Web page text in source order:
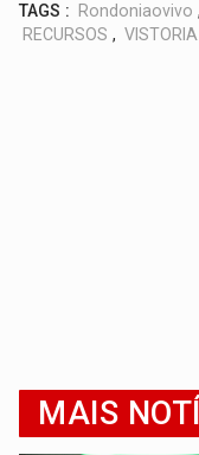
TAGS : Rondoniaovivo ,
RECURSOS ,
MAIS